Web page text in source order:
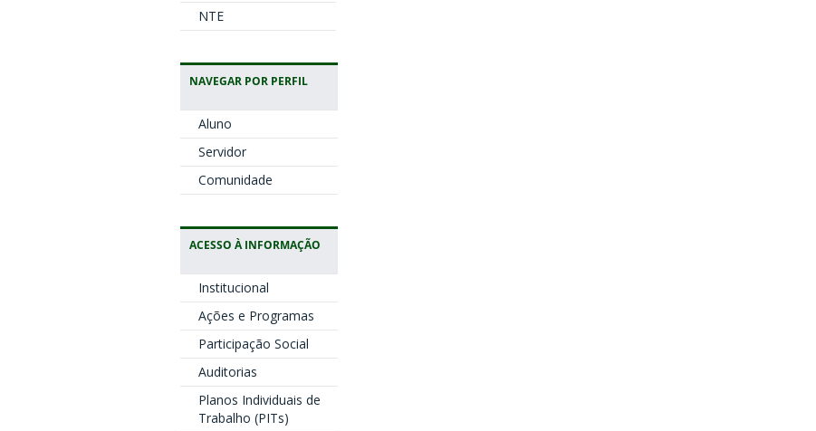
NTE
NAVEGAR POR PERFIL
Aluno
Servidor
Comunidade
ACESSO À INFORMAÇÃO
Institucional
Ações e Programas
Participação Social
Auditorias
Planos Individuais de
Trabalho (PITs)